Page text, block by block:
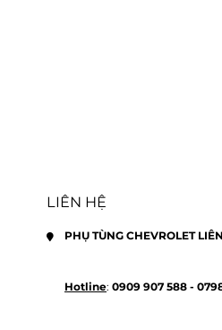
LIÊN HỆ
PHỤ TÙNG CHEVROLET
Hotline: 0909 907 588 -